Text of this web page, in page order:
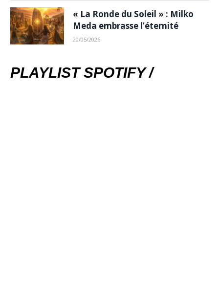
« La Ronde du Soleil » : Milko
Meda embrasse l’éternité
20/05/2026
PLAYLIST SPOTIFY /